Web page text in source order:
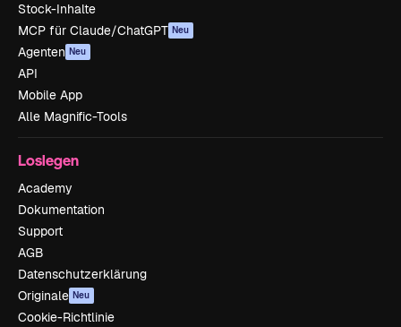
Stock-Inhalte
MCP für Claude/ChatGPT Neu
Agenten Neu
API
Mobile App
Alle Magnific-Tools
Loslegen
Academy
Dokumentation
Support
AGB
Datenschutzerklärung
Originale Neu
Cookie-Richtlinie